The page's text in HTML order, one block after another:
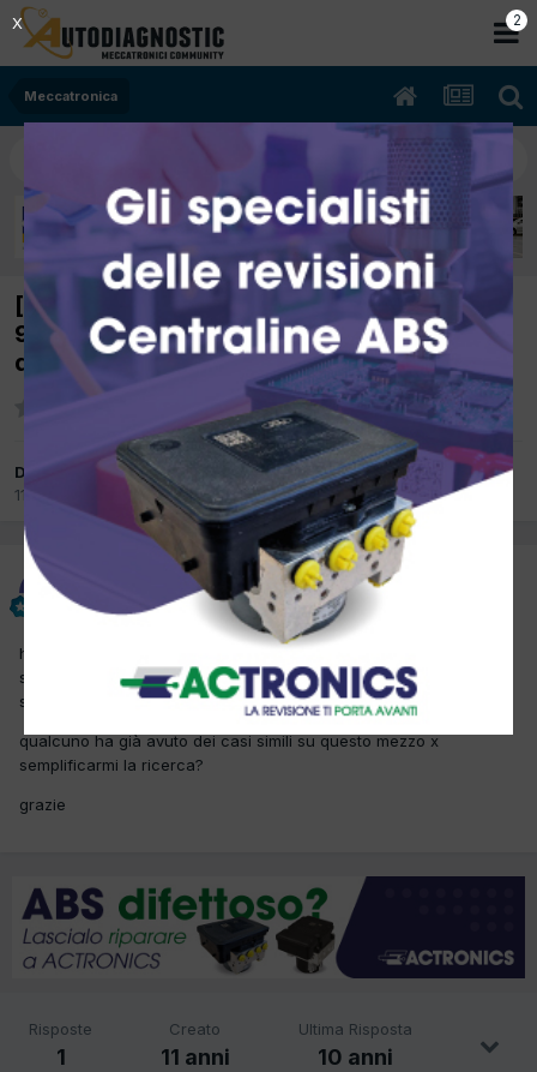
Meccatronica
[NISSAN terrano II 02/1999 2664cc td27h
92Kw Diesel] olio nella vaschetta del liquido
di raffreddamento
Da giana
11 Luglio 2015
in Meccatronica
Inviato 11 Luglio 2015
ho in officina il mezzo in oggetto,ho dato solo un'occhiata
sommaria ma non vedo scambiatori sotto il filtro olio,potrebbe
sempre essere la guarnizione testa o la turbina crepata.........
qualcuno ha già avuto dei casi simili su questo mezzo x
semplificarmi la ricerca?
grazie
Risposte
1
Creato
11 anni
Ultima Risposta
10 anni
1
X